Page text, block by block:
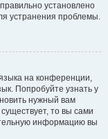
установлено
устранения проблемы.
на конференции,
Попробуйте узнать у
нужный вам
то вы сами
информацию вы